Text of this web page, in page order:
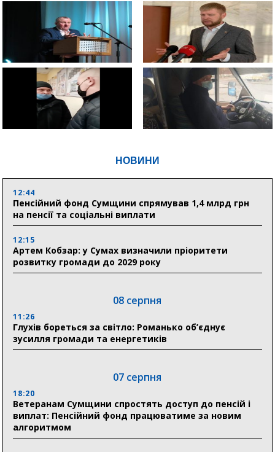
НОВИНИ
12:44
Пенсійний фонд Сумщини спрямував 1,4 млрд грн
на пенсії та соціальні виплати
12:15
Артем Кобзар: у Сумах визначили пріоритети
розвитку громади до 2029 року
08 серпня
11:26
Глухів бореться за світло: Романько об’єднує
зусилля громади та енергетиків
07 серпня
18:20
Ветеранам Сумщини спростять доступ до пенсій і
виплат: Пенсійний фонд працюватиме за новим
алгоритмом